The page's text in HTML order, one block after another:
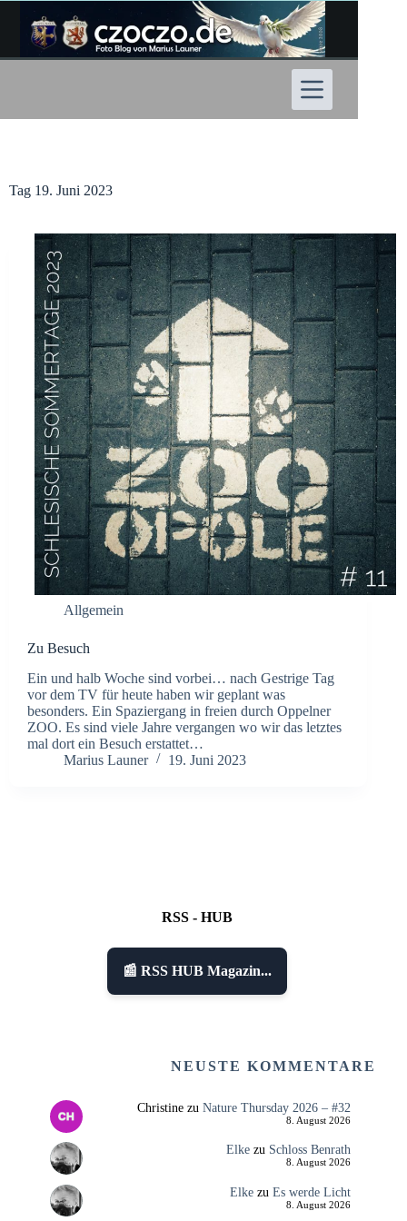
Inhalt
springen
Tag 19. Juni 2023
Allgemein
Zu Besuch
Ein und halb Woche sind vorbei… nach Gestrige Tag
vor dem TV für heute haben wir geplant was
besonders. Ein Spaziergang in freien durch Oppelner
ZOO. Es sind viele Jahre vergangen wo wir das letztes
mal dort ein Besuch erstattet…
Marius Launer
19. Juni 2023
RSS - HUB
📰 RSS HUB Magazin...
NEUSTE KOMMENTARE
Christinezu Nature Thursday 2026 – #32
8. August 2026
Elkezu Schloss Benrath
8. August 2026
Elkezu Es werde Licht
8. August 2026